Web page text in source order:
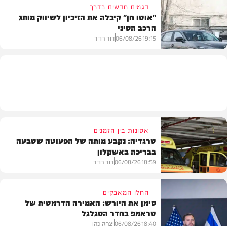
משטרה
דגמים חדשים בדרך
"אוטו חן" קיבלה את הזיכיון לשיווק מותג
הרכב הסיני
19:15
06/08/26דוד חדד
בארץ
אסונות בין הזמנים
טרגדיה: נקבע מותה של הפעוטה שטבעה
בבריכה באשקלון
18:59
06/08/26דוד חדד
החלו המאבקים
סימן את היורש: האמירה הדרמטית של
טראמפ בחדר הסגלגל
18:40
06/08/26יצחק כהן